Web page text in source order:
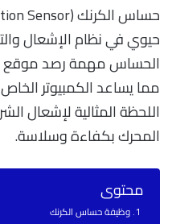
حيوي في نظام الإشعال
الحساس مهمة رصد موقع
اللحظة المثالية لإشعال
المحرك بكفاءة وسلاسة.
محتوى
وظيفة حساس الكرنك